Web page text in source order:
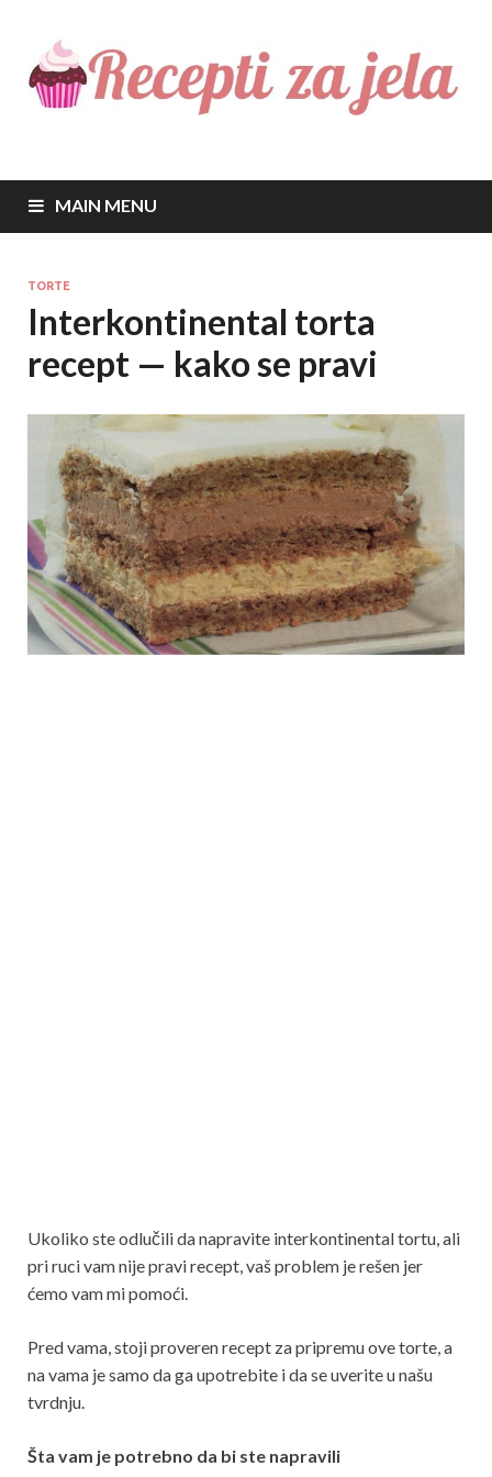
Recepti za jela
MAIN MENU
TORTE
Interkontinental torta
recept — kako se pravi
Ukoliko ste odlučili da napravite interkontinental tortu, ali
pri ruci vam nije pravi recept, vaš problem je rešen jer
ćemo vam mi pomoći.
Pred vama, stoji proveren recept za pripremu ove torte, a
na vama je samo da ga upotrebite i da se uverite u našu
tvrdnju.
Šta vam je potrebno da bi ste napravili